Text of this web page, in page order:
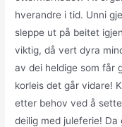
hverandre i tid. Unni
sleppe ut på beitet
viktig, då vert dyra
av dei heldige som får
korleis det går vidare!
etter behov ved å
deilig med juleferie!